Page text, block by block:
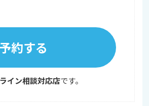
約する
イン相談対応店です。